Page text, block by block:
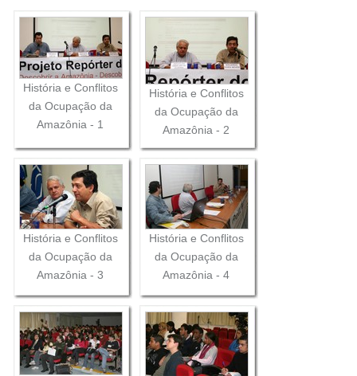
História e Conflitos
da Ocupação da
Amazônia - 1
História e Conflitos
da Ocupação da
Amazônia - 2
História e Conflitos
da Ocupação da
Amazônia - 3
História e Conflitos
da Ocupação da
Amazônia - 4